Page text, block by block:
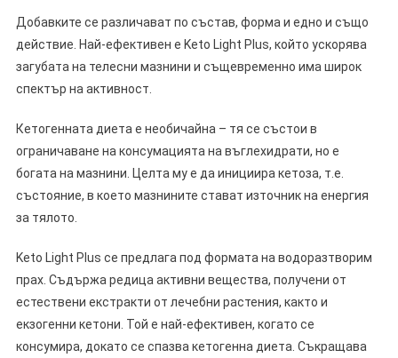
Добавките се различават по състав, форма и едно и също
действие. Най-ефективен е Keto Light Plus, който ускорява
загубата на телесни мазнини и същевременно има широк
спектър на активност.
Кетогенната диета е необичайна – тя се състои в
ограничаване на консумацията на въглехидрати, но е
богата на мазнини. Целта му е да инициира кетоза, т.е.
състояние, в което мазнините стават източник на енергия
за тялото.
Keto Light Plus се предлага под формата на водоразтворим
прах. Съдържа редица активни вещества, получени от
естествени екстракти от лечебни растения, както и
екзогенни кетони. Той е най-ефективен, когато се
консумира, докато се спазва кетогенна диета. Съкращава